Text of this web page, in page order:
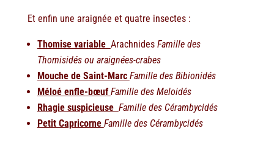
Et enfin une araignée et quatre insectes :
Thomise variable Arachnides Famille des
Thomisidés ou araignées-crabes
Mouche de Saint-Marc Famille des Bibionidés
Méloé enfle-bœuf Famille des Meloidés
Rhagie suspicieuse Famille des Cérambycidés
Petit Capricorne Famille des Cérambycidés